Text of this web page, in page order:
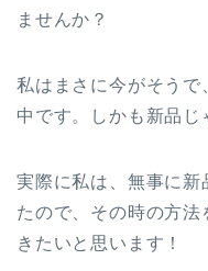
ませんか？
私はまさに今がそう
中です。しかも新品じ
実際に私は、無事に新
たので、その時の方
きたいと思います！